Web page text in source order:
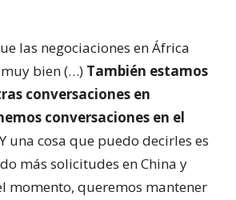
las negociaciones en África
bien (…) También estamos
conversaciones en
conversaciones en el
una cosa que puedo decirles es
más solicitudes en China y
momento, queremos mantener